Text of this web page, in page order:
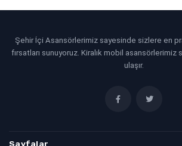
Şehir İçi Asansörlerimiz sayesinde sizlere en
fırsatları sunuyoruz. Kiralık mobil asansörlerimiz
ulaşır.
Sayfalar